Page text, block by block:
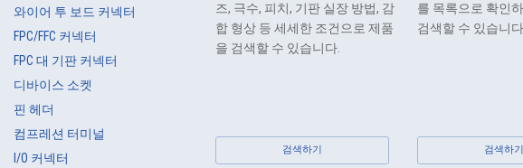
IMSA-10109B-30Y984
와이어 투 보드 커넥터
FPC/FFC 커넥터
FPC 대 기판 커넥터
디바이스 소켓
핀 헤더
컴프레션 터미널
I/O 커넥터
즈, 극수, 피치, 기판 실장 방법, 감
합 형상 등 세세한 조건으로 제품
을 검색할 수 있습니다.
검색하기
를 목록으로 확인
검색할 수 있습니다.
검색하기